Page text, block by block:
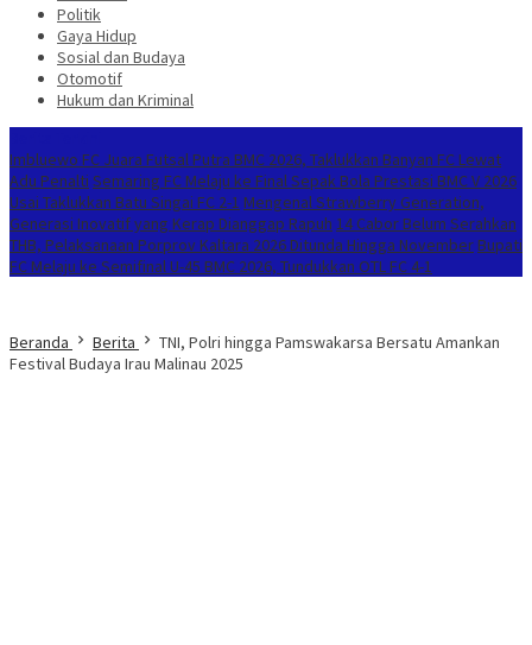
Politik
Gaya Hidup
Sosial dan Budaya
Otomotif
Hukum dan Kriminal
Imbluewo FC Juara Futsal Putra BMC 2026, Taklukkan Banyan FC Lewat
Adu Penalti Semaring FC Melaju ke Final Sepak Bola Prestasi BMC V 2026
Usai Taklukkan Batu Singai FC 2-1 Mengenal Strawberry Generation,
Generasi Inovatif yang Kerap Dianggap Rapuh 14 Cabor Belum Serahkan
THB, Pelaksanaan Porprov Kaltara 2026 Ditunda Hingga NovemberBupati
FC Melaju ke Semifinal U-45 BMC 2026, Tundukkan OTL FC 4-1
Beranda Berita
TNI, Polri hingga Pamswakarsa Bersatu Amankan
Festival Budaya Irau Malinau 2025